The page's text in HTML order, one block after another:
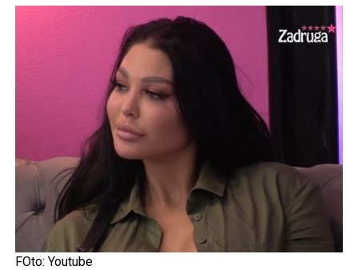
FOto: Youtube